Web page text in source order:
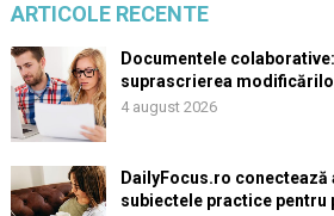
ARTICOLE RECENTE
Documentele
suprascrierea
4 august 2026
DailyFocus.ro conectează
subiectele practice pentru